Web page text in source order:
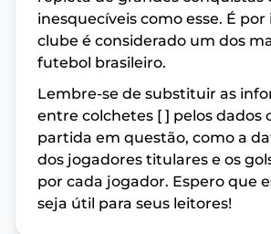
inesquecíveis como esse. É por
clube é considerado um dos
futebol brasileiro.
Lembre-se de substituir as
entre colchetes [ ] pelos dados
partida em questão, como a
dos jogadores titulares e os
por cada jogador. Espero que
seja útil para seus leitores!